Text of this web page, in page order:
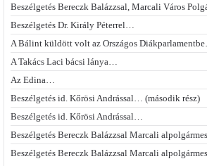
Beszélgetés Bereczk Balázzsal, Marcali Város
Beszélgetés Dr. Király Péterrel…
A Bálint küldött volt az Országos
A Takács Laci bácsi lánya…
Az Edina…
Beszélgetés id. Kőrösi Andrással… (második rész)
Beszélgetés id. Kőrösi Andrással…
Beszélgetés Bereczk Balázzsal Marcali
Beszélgetés Bereczk Balázzsal Marcali